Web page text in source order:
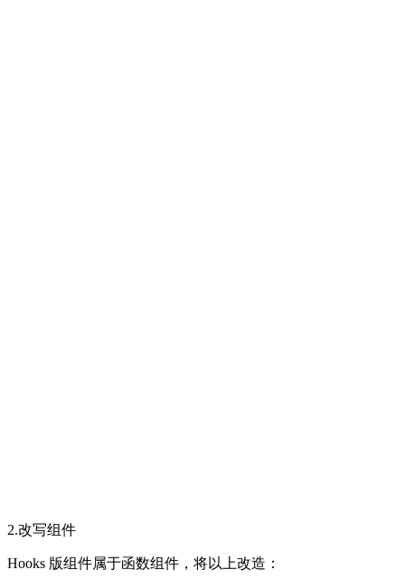
2.改写组件
Hooks 版组件属于函数组件，将以上改造：